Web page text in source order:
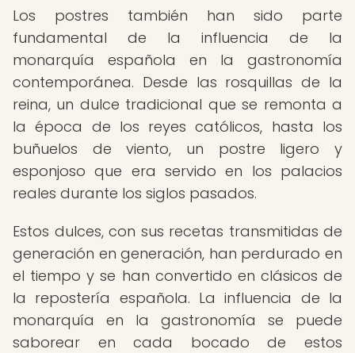
Los postres también han sido parte
fundamental de la influencia de la
monarquía española en la gastronomía
contemporánea. Desde las rosquillas de la
reina, un dulce tradicional que se remonta a
la época de los reyes católicos, hasta los
buñuelos de viento, un postre ligero y
esponjoso que era servido en los palacios
reales durante los siglos pasados.
Estos dulces, con sus recetas transmitidas de
generación en generación, han perdurado en
el tiempo y se han convertido en clásicos de
la repostería española. La influencia de la
monarquía en la gastronomía se puede
saborear en cada bocado de estos